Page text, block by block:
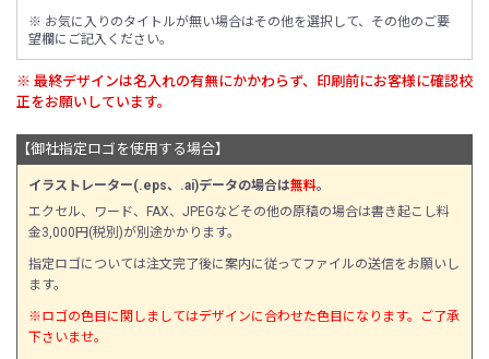
※ お気に入りのタイトルが無い場合はその他を選択して、その他のご要
望欄にご記入ください。
※ 最終デザインは名入れの有無にかかわらず、印刷前にお客様に確認校
正をお願いしています。
【御社指定ロゴを使用する場合】
イラストレーター(.eps、.ai)データの場合は無料。
エクセル、ワード、FAX、JPEGなどその他の原稿の場合は書き起こし料
金3,000円(税別)が別途かかります。
指定ロゴについては注文完了後に案内に従ってファイルの送信をお願いし
ます。
※ロゴの色目に関しましてはデザインに合わせた色目になります。ご了承
下さいませ。